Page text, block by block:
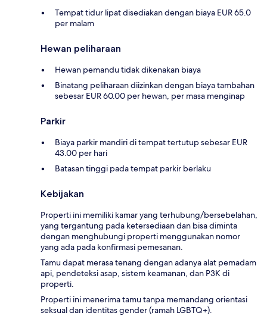
Tempat tidur lipat disediakan dengan biaya EUR 65.0
per malam
Hewan peliharaan
Hewan pemandu tidak dikenakan biaya
Binatang peliharaan diizinkan dengan biaya tambahan
sebesar EUR 60.00 per hewan, per masa menginap
Parkir
Biaya parkir mandiri di tempat tertutup sebesar EUR
43.00 per hari
Batasan tinggi pada tempat parkir berlaku
Kebijakan
Properti ini memiliki kamar yang terhubung/bersebelahan,
yang tergantung pada ketersediaan dan bisa diminta
dengan menghubungi properti menggunakan nomor
yang ada pada konfirmasi pemesanan.
Tamu dapat merasa tenang dengan adanya alat pemadam
api, pendeteksi asap, sistem keamanan, dan P3K di
properti.
Properti ini menerima tamu tanpa memandang orientasi
seksual dan identitas gender (ramah LGBTQ+).